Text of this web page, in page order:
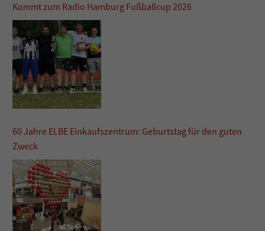
Kommt zum Radio Hamburg Fußballcup 2026
60 Jahre ELBE Einkaufszentrum: Geburtstag für den guten
Zweck